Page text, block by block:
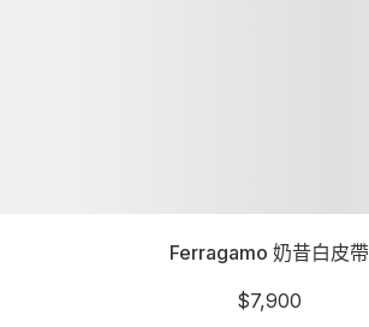
Ferragamo 奶昔白皮帶
$7,900